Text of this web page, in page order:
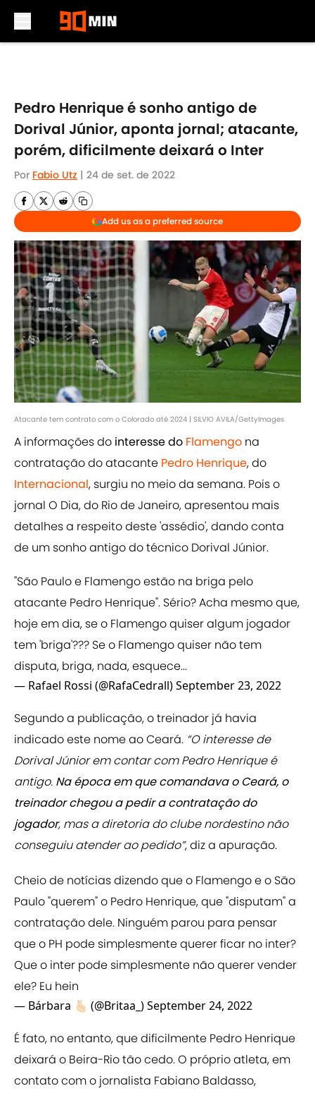
Pedro Henrique é sonho antigo de
Dorival Júnior, aponta jornal; atacante,
porém, dificilmente deixará o Inter
Por Fabio Utz | 24 de set. de 2022
Add us as a preferred source
Atacante tem contrato com o Colorado até 2024 | SILVIO AVILA/GettyImages
A informações do interesse do Flamengo na
contratação do atacante Pedro Henrique, do
Internacional, surgiu no meio da semana. Pois o
jornal O Dia, do Rio de Janeiro, apresentou mais
detalhes a respeito deste 'assédio', dando conta
de um sonho antigo do técnico Dorival Júnior.
"São Paulo e Flamengo estão na briga pelo
atacante Pedro Henrique". Sério? Acha mesmo que,
hoje em dia, se o Flamengo quiser algum jogador
tem 'briga'??? Se o Flamengo quiser não tem
disputa, briga, nada, esquece...
— Rafael Rossi (@RafaCedrall)September 23, 2022
Segundo a publicação, o treinador já havia
indicado este nome ao Ceará. “O interesse de
Dorival Júnior em contar com Pedro Henrique é
antigo. Na época em que comandava o Ceará, o
treinador chegou a pedir a contratação do
jogador, mas a diretoria do clube nordestino não
conseguiu atender ao pedido”, diz a apuração.
Cheio de notícias dizendo que o Flamengo e o São
Paulo "querem" o Pedro Henrique, que "disputam" a
contratação dele. Ninguém parou para pensar
que o PH pode simplesmente querer ficar no inter?
Que o inter pode simplesmente não querer vender
ele? Eu hein
— Bárbara 🫰🏻 (@Britaa_)September 24, 2022
É fato, no entanto, que dificilmente Pedro Henrique
deixará o Beira-Rio tão cedo. O próprio atleta, em
contato com o jornalista Fabiano Baldasso,